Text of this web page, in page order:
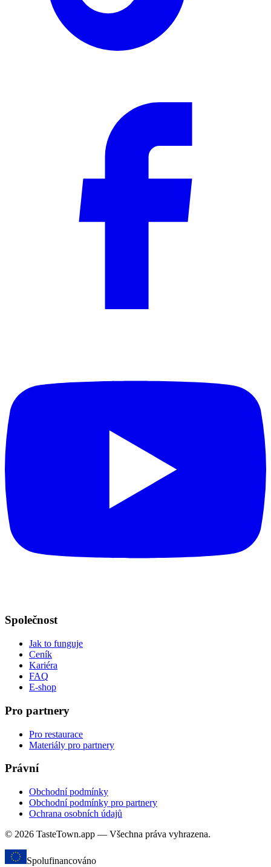
Společnost
Jak to funguje
Ceník
Kariéra
FAQ
E-shop
Pro partnery
Pro restaurace
Materiály pro partnery
Právní
Obchodní podmínky
Obchodní podmínky pro partnery
Ochrana osobních údajů
© 2026 TasteTown.app — Všechna práva vyhrazena.
Spolufinancováno